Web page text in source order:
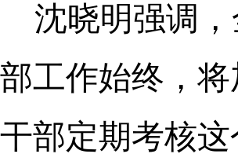
沈晓明强调
部工作始终，
干部定期考核